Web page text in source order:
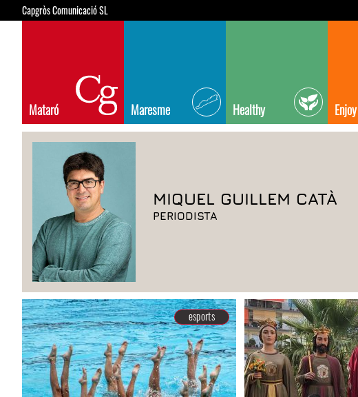
Capgròs Comunicació SL
Mataró Maresme Healthy Enjoy
MIQUEL GUILLEM CATÀ
PERIODISTA
esports